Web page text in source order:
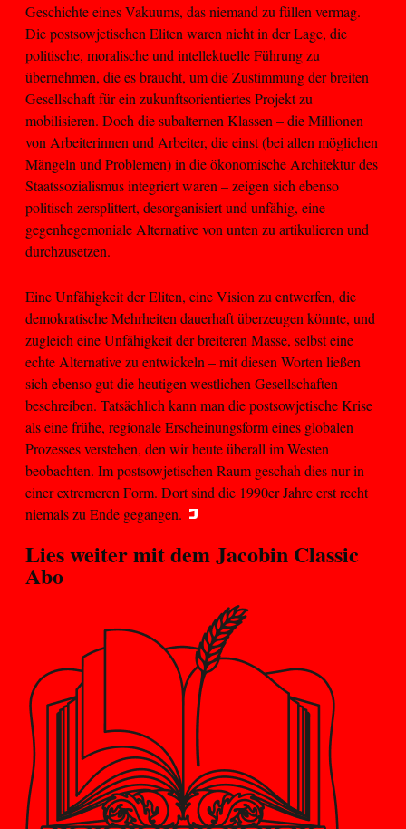
Geschichte eines Vakuums, das niemand zu füllen vermag.
Die postsowjetischen Eliten waren nicht in der Lage, die
politische, moralische und intellektuelle Führung zu
übernehmen, die es braucht, um die Zustimmung der breiten
Gesellschaft für ein zukunftsorientiertes Projekt zu
mobilisieren. Doch die subalternen Klassen – die Millionen
von Arbeiterinnen und Arbeiter, die einst (bei allen möglichen
Mängeln und Problemen) in die ökonomische Architektur des
Staatssozialismus integriert waren – zeigen sich ebenso
politisch zersplittert, desorganisiert und unfähig, eine
gegenhegemoniale Alternative von unten zu artikulieren und
durchzusetzen.
Eine Unfähigkeit der Eliten, eine Vision zu entwerfen, die
demokratische Mehrheiten dauerhaft überzeugen könnte, und
zugleich eine Unfähigkeit der breiteren Masse, selbst eine
echte Alternative zu entwickeln – mit diesen Worten ließen
sich ebenso gut die heutigen westlichen Gesellschaften
beschreiben. Tatsächlich kann man die postsowjetische Krise
als eine frühe, regionale Erscheinungsform eines globalen
Prozesses verstehen, den wir heute überall im Westen
beobachten. Im postsowjetischen Raum geschah dies nur in
einer extremeren Form. Dort sind die 1990er Jahre erst recht
niemals zu Ende gegangen.
Lies weiter mit demJacobin Classic
Abo